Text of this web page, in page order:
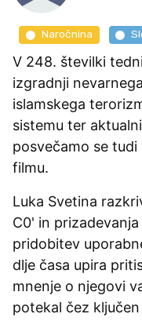
Naročnina
V 248. številki
izgradnji
islamskega
sistemu ter
posvečamo se
filmu.
Luka Svetina
C0' in
pridobitev
dlje časa upira
mnenje o njegovi
potekal čez